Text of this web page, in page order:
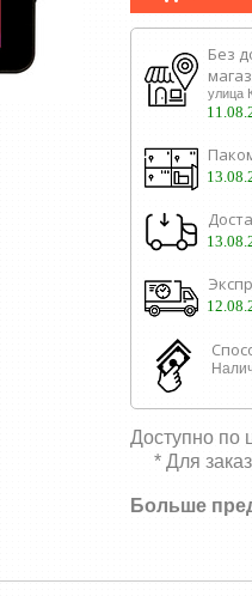
Без
улица
Доступно по
* Для
Больше